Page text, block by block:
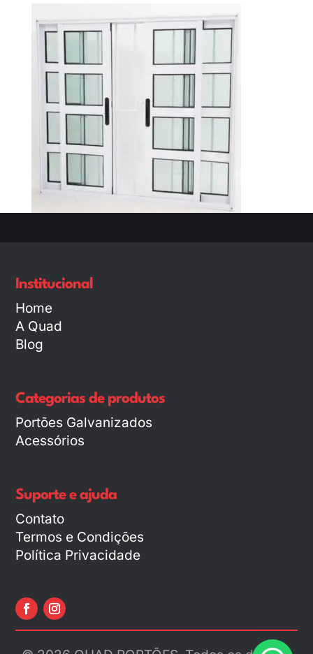
Institucional
Home
A Quad
Blog
Categorias de produtos
Portões Galvanizados
Acessórios
Suporte e ajuda
Contato
Termos e Condições
Política Privacidade